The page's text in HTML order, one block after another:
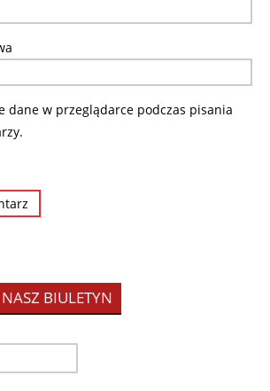
dane w przeglądarce podczas pisania
BIULETYN